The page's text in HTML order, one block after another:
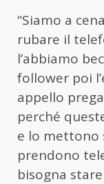
“Siamo a
rubare il
l’abbiamo
follower poi
appello
perché
e lo mettono
prendono
bisogna